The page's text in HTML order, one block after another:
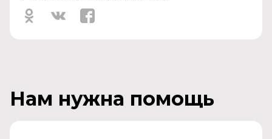
Нам нужна помощь